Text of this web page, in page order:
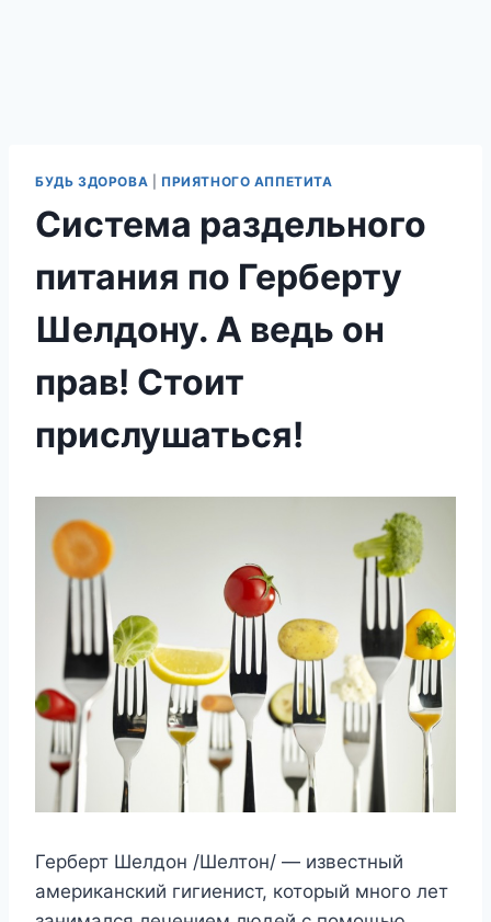
БУДЬ ЗДОРОВА ПРИЯТНОГО АППЕТИТА
Система раздельного
питания по Герберту
Шелдону. А ведь он
прав! Стоит
прислушаться!
Герберт Шелдон /Шелтон/ — известный
американский гигиенист, который много лет